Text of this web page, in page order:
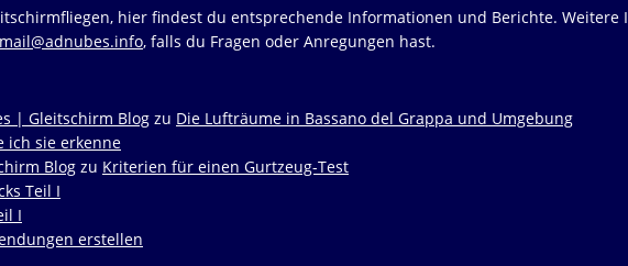
hier findest du entsprechende Informationen und Berichte. Weitere
, falls du Fragen oder Anregungen hast.
| Gleitschirm Blog zu Die Lufträume in Bassano del Grappa und Umgebung
ich sie erkenne
Blog zu Kriterien für einen Gurtzeug-Test
Teil I
I
erstellen